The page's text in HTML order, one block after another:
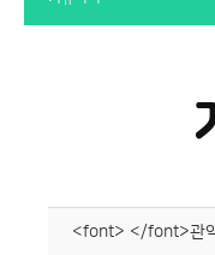
<font> </font>관